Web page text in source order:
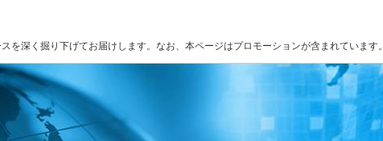
を深く掘り下げてお届けします。なお、本ページはプロモーションが含まれています。